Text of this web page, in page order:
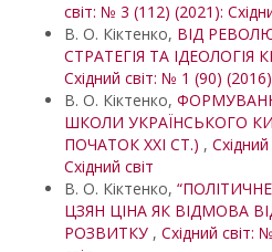
світ: № 3 (112) (2021):
В. О. Кіктенко, ВІД
СТРАТЕГІЯ ТА
Східний світ: № 1 (90)
В. О. Кіктенко,
ШКОЛИ УКРАЇНСЬКОГО
ПОЧАТОК XXI СТ.) ,
Східний світ
В. О. Кіктенко,
ЦЗЯН ЦІНА ЯК ВІДМОВА
РОЗВИТКУ , Східний світ: